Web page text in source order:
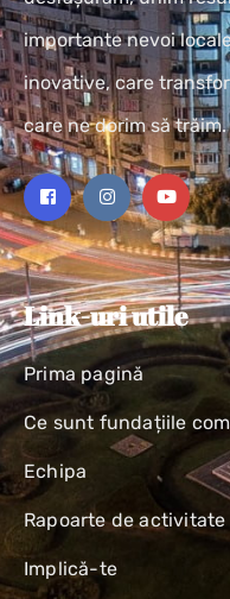
importante nevoi
inovative, care
care ne dorim să trăim.
Link-uri utile
Prima pagină
Ce sunt fundațiile
Echipa
Rapoarte de activitate
Implică-te